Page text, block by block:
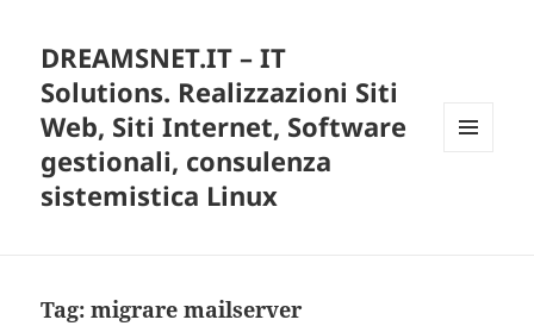
DREAMSNET.IT – IT
Solutions. Realizzazioni Siti
Web, Siti Internet, Software
gestionali, consulenza
sistemistica Linux
Tag:migrare mailserver